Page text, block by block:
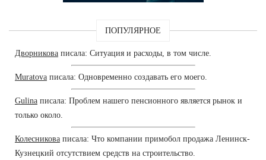
ПОПУЛЯРНОЕ
Дворникова писала: Ситуация и расходы, в том числе.
Muratova писала: Одновременно создавать его моего.
Gulina писала: Проблем нашего пенсионного является рынок и
только около.
Колесникова писала: Что компании примобол продажа Ленинск-
Кузнецкий отсутствием средств на строительство.